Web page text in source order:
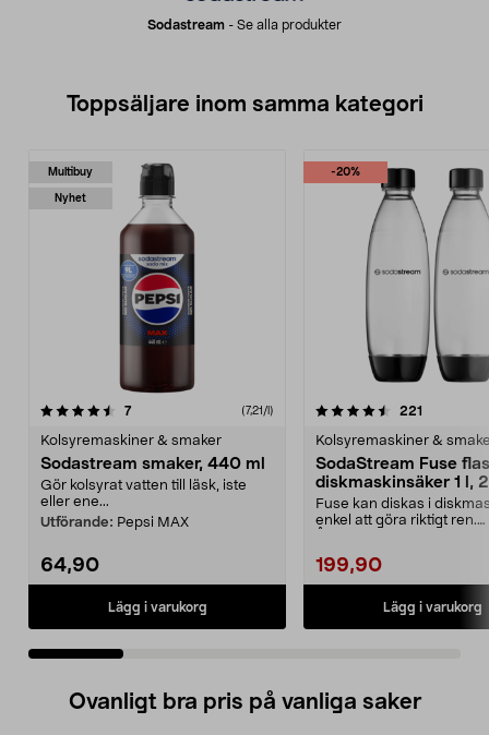
Sodastream - Se alla produkter
Toppsäljare inom samma kategori
Multibuy
Nyhet
7recensioner (7,21/l)
Kolsyremaskiner & smaker
Sodastream smaker, 440 ml
Gör kolsyrat vatten till läsk, iste
eller ene...
Utförande: Pepsi MAX
64,90
Lägg i varukorg
-20%
4.5 av 5 stjärnor 221
Kolsyremaskiner &
SodaStream Fuse
diskmaskinsäker 1 l,
Fuse kan diskas i
enkel att göra riktigt ren.
199,90
Lägg i varukorg
4.5 av 5 stjärnor
Ovanligt bra pris på vanliga saker